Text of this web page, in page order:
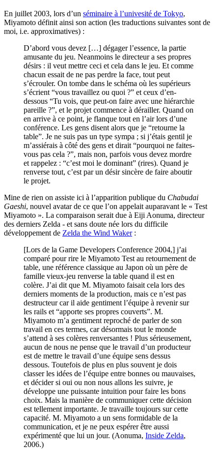
En juillet 2003, lors d’un séminaire à l’univesité de Tokyo,
Miyamoto définit ainsi son action (les traductions suivantes sont de
moi, i.e. approximatives) :
D’abord vous devez […] dégager l’essence, la partie
amusante du jeu. Neanmoins le directeur a ses propres
désirs : il veut mettre ceci et cela dans le jeu. Et comme
chacun essait de ne pas perdre la face, tout peut
s’écrouler. On tombe dans le schéma où les supérieurs
s’écrient “vous travaillez ou quoi ?” et ceux d’en-
dessous “Tu vois, que peut-on faire avec une hiérarchie
pareille ?”, et le projet commence à dérailler. Quand on
en arrive à ce point, je flanque tout en l’air lors d’une
conférence. Les gens disent alors que je “retourne la
table”. Je ne suis pas un type sympa ; si j’étais gentil je
m’assiérais à côté des gens et dirait “pourquoi ne faites-
vous pas cela ?”, mais non, parfois vous devez mordre
et rappelez : “c’est moi le dominant” (rires). Quand je
renverse tout, c’est par un désir sincère de faire aboutir
le projet.
Mine de rien on assiste ici à l’apparition publique du Chabudai
Gaeshi, nouvel avatar de ce que l’on appelait auparavant le « Test
Miyamoto ». La comparaison serait due à Eiji Aonuma, directeur
des derniers Zelda - et sans doute née lors du difficile
développement de Zelda the Wind Waker:
[Lors de la Game Developers Conference 2004,] j’ai
comparé pour rire le Miyamoto Test au retournement de
table, une référence classique au Japon où un père de
famille vieux-jeu renverse la table quand il est en
colère. J’ai dit que M. Miyamoto faisait cela lors des
derniers moments de la production, mais ce n’est pas
destructeur car il aide gentiment l’équipe à revenir sur
les rails et “apporte ses propres couverts”. M.
Miyamoto m’a gentiment reproché de parler de son
travail en ces termes, car désormais tout le monde
s’attend à ses colères renversantes ! Plus sérieusement,
aucun de nous ne pense que le travail d’un producteur
est de mettre le travail d’une équipe sens dessus
dessous. Toutefois de plus en plus souvent je dois
classer les idées de l’équipe entre bonnes ou mauvaises,
et décider si oui ou non nous allons les suivre, je
développe une puissante intuition pour faire les bons
choix. Mais la manière de communiquer cette décision
est tellement importante. Je travaille toujours sur cette
capacité. M. Miyamoto a un sens formidable de la
communication, et je ne peux espérer être aussi
expérimenté que lui un jour. (Aonuma, Inside Zelda,
2006.)